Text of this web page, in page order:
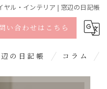
ル・インテリア | 窓辺の日記帳
い合わせはこちら
の日記帳 コラム